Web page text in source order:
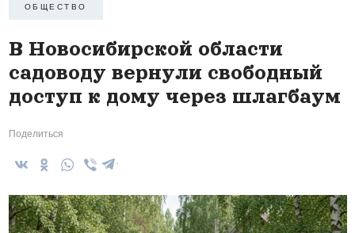
ОБЩЕСТВО
В Новосибирской области
садоводу вернули свободный
доступ к дому через шлагбаум
Поделиться